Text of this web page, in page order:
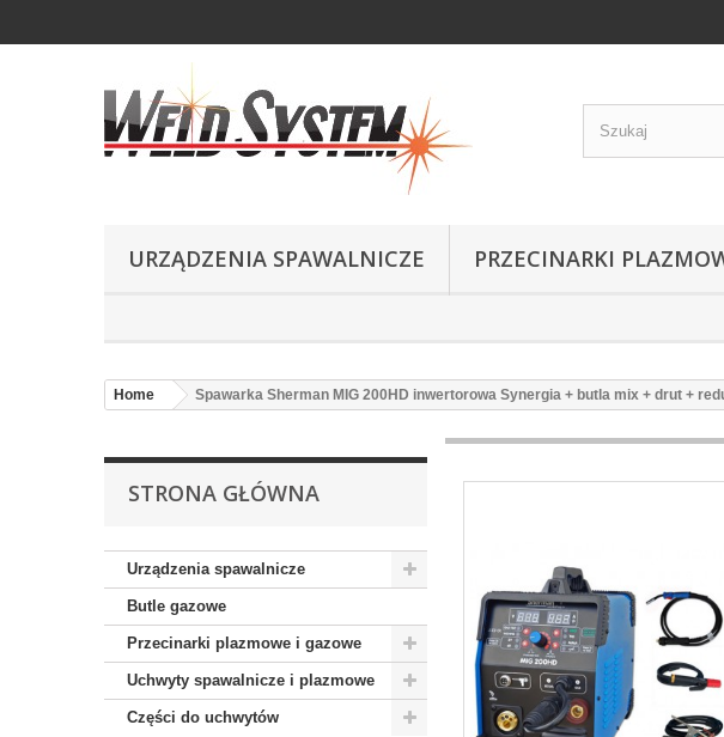
URZĄDZENIA SPAWALNICZE PRZECINARKI
Home Spawarka Sherman MIG 200HD inwertorowa Synergia + butla mix + drut +
STRONA GŁÓWNA
Urządzenia spawalnicze
Butle gazowe
Przecinarki plazmowe i gazowe
Uchwyty spawalnicze i plazmowe
Części do uchwytów